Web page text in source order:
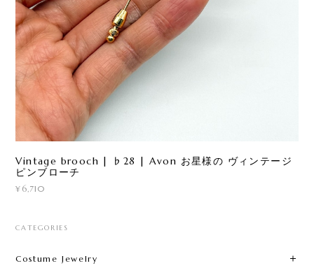
Vintage brooch | ♭28 | Avon お星様の ヴィンテージ
ピンブローチ
¥6,710
CATEGORIES
Costume Jewelry